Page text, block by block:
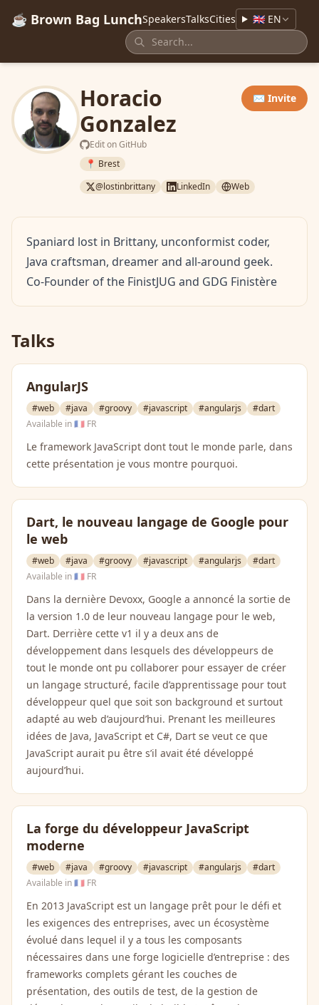
☕ Brown Bag LunchSpeakersTalksCities 🇬🇧 EN
Horacio
Gonzalez
Edit on GitHub
✉️ Invite
📍 Brest
@lostinbrittany
LinkedIn Web
Spaniard lost in Brittany, unconformist coder,
Java craftsman, dreamer and all-around geek.
Co-Founder of the FinistJUG and GDG Finistère
Talks
AngularJS
#web #java #groovy #javascript #angularjs
#dart
Available in🇫🇷 FR
Le framework JavaScript dont tout le monde parle, dans
cette présentation je vous montre pourquoi.
Dart, le nouveau langage de Google pour
le web
#web #java #groovy #javascript #angularjs
#dart
Available in🇫🇷 FR
Dans la dernière Devoxx, Google a annoncé la sortie de
la version 1.0 de leur nouveau langage pour le web,
Dart. Derrière cette v1 il y a deux ans de
développement dans lesquels des développeurs de
tout le monde ont pu collaborer pour essayer de créer
un langage structuré, facile d’apprentissage pour tout
développeur quel que soit son background et surtout
adapté au web d’aujourd’hui. Prenant les meilleures
idées de Java, JavaScript et C#, Dart se veut ce que
JavaScript aurait pu être s’il avait été développé
aujourd’hui.
La forge du développeur JavaScript
moderne
#web #java #groovy #javascript #angularjs
#dart
Available in🇫🇷 FR
En 2013 JavaScript est un langage prêt pour le défi et
les exigences des entreprises, avec un écosystème
évolué dans lequel il y a tous les composants
nécessaires dans une forge logicielle d’entreprise : des
frameworks complets gérant les couches de
présentation, des outils de test, de la gestion de